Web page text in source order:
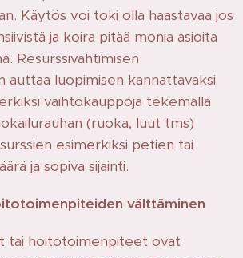
Käytös voi toki olla haastavaa jos
ja koira pitää monia asioita
Resurssivahtimisen
auttaa luopimisen kannattavaksi
vaihtokauppoja tekemällä
(ruoka, luut tms)
esimerkiksi petien tai
ja sopiva sijainti.
välttäminen
tai hoitotoimenpiteet ovat